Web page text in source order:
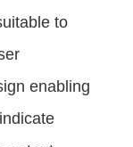
to
enabling